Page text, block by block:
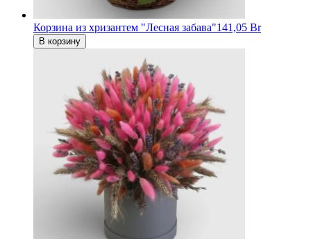
Корзина из хризантем "Лесная забава"141,05 Br
В корзину